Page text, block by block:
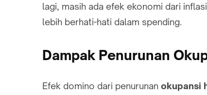
lagi, masih ada efek ekonomi dari
lebih berhati-hati dalam spending.
Dampak Penurunan
Efek domino dari penurunan okupansi